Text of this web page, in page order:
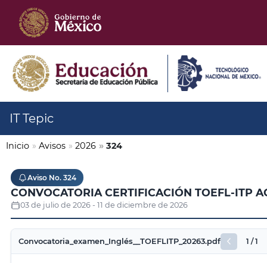
IT Tepic
Inicio » Avisos » 2026 » 324
Aviso No. 324
CONVOCATORIA CERTIFICACIÓN TOEFL-ITP
03 de julio de 2026 - 11 de diciembre de 2026
Convocatoria_examen_Inglés__TOEFLITP_20263.pdf 1 / 1